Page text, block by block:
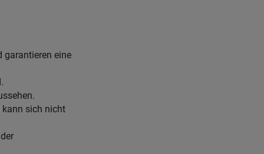
garantieren eine
kann sich nicht